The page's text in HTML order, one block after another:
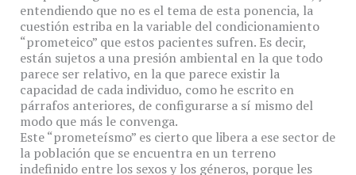
entendiendo que no es el tema de esta ponencia, la
cuestión estriba en la variable del condicionamiento
“prometeico” que estos pacientes sufren. Es decir,
están sujetos a una presión ambiental en la que todo
parece ser relativo, en la que parece existir la
capacidad de cada individuo, como he escrito en
párrafos anteriores, de configurarse a sí mismo del
modo que más le convenga.
Este “prometeísmo” es cierto que libera a ese sector de
la población que se encuentra en un terreno
indefinido entre los sexos y los géneros, porque les